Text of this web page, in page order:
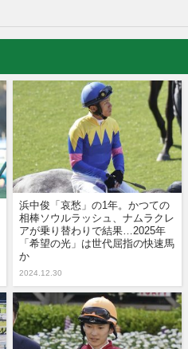
浜中俊「哀愁」の1年。かつての
相棒ソウルラッシュ、ナムラクレ
アが乗り替わりで結果…2025年
「希望の光」は世代屈指の快速馬
か
2024.12.30